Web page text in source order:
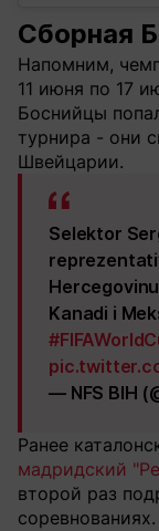
Сборная
Напомним,
11 июня по 17
Боснийцы
турнира - они
Швейцарии.
Selektor
Kanadi i
— NFS BIH
Ранее
мадридский
второй раз
соревнованиях.